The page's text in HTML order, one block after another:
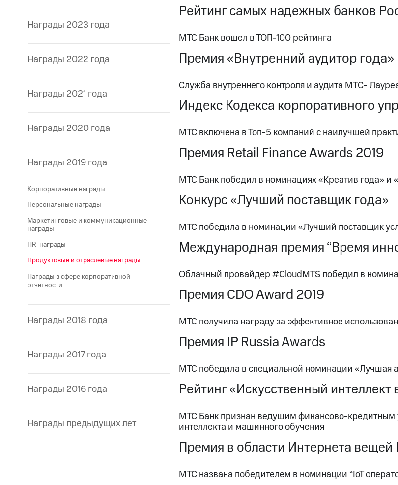
Награды 2023 года
Награды 2022 года
Награды 2021 года
Награды 2020 года
Награды 2019 года
Корпоративные награды
Персональные награды
Маркетинговые и коммуникационные
награды
HR-награды
Продуктовые и отраслевые награды
Награды в сфере корпоративной
отчетности
Награды 2018 года
Награды 2017 года
Награды 2016 года
Награды предыдущих лет
Рейтинг самых надежных банков
МТС Банк вошел в ТОП-100 рейтинга
Премия «Внутренний аудитор года»
Служба внутреннего контроля и аудита МТC-
Индекс Кодекса корпоративного
МТС включена в Топ-5 компаний с наилучшей
Премия Retail Finance Awards 2019
МТС Банк победил в номинациях «Креатив года»
Конкурс «Лучший поставщик года»
МТС победила в номинации «Лучший поставщик
Международная премия “Время
Облачный провайдер #CloudMTS победил в
Премия CDO Award 2019
МТС получила награду за эффективное
Премия IP Russia Awards
МТС победила в специальной номинации «Лучшая
Рейтинг «Искусственный
МТС Банк признан ведущим финансово-кредитным
интеллекта и машинного обучения
Премия в области Интернета вещей
МТС названа победителем в номинации “IoT